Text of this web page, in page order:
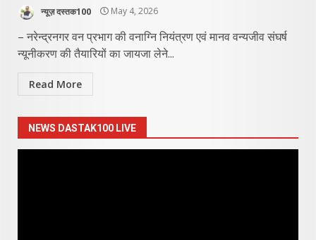
न्यूज़ दस्तक100 May 4, 2026
– नरेन्द्रनगर वन प्रभाग की वनाग्नि नियंत्रण एवं मानव वन्यजीव संघर्ष
न्यूनीकरण की तैयारियों का जायजा लेने...
Read More
NEWS DASTAK100 LIVE